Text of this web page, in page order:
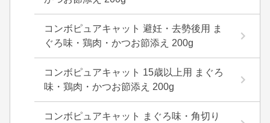
コンボピュアキャット 避妊・去勢後用 ま
ぐろ味・鶏肉・かつお節添え 200g
コンボピュアキャット 15歳以上用 まぐろ
味・鶏肉・かつお節添え 200g
コンボピュアキャット まぐろ味・角切り